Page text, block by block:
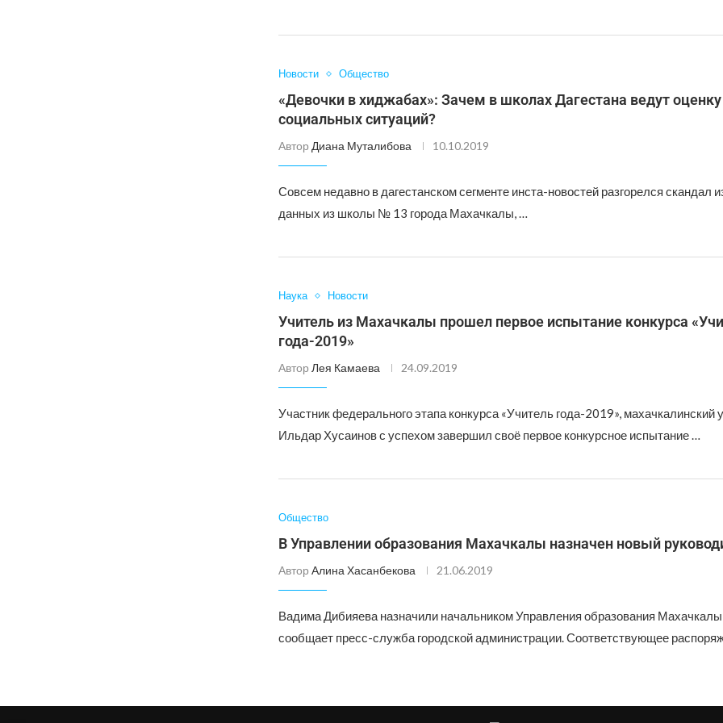
Новости Общество
«Девочки в хиджабах»: Зачем в школах Дагестана ведут оценку
социальных ситуаций?
Автор Диана Муталибова 10.10.2019
Совсем недавно в дагестанском сегменте инста-новостей разгорелся скандал
данных из школы № 13 города Махачкалы, …
Наука Новости
Учитель из Махачкалы прошел первое испытание конкурса
года-2019»
Автор Лея Камаева 24.09.2019
Участник федерального этапа конкурса «Учитель года-2019», махачкалинский
Ильдар Хусаинов с успехом завершил своё первое конкурсное испытание …
Общество
В Управлении образования Махачкалы назначен новый
Автор Алина Хасанбекова 21.06.2019
Вадима Дибияева назначили начальником Управления образования
сообщает пресс-служба городской администрации. Соответствующее